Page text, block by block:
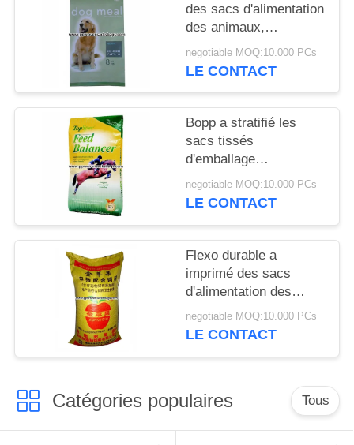
PRIVACY
POLICY
des sacs d'alimentation
des animaux,
alimentations
réutilisées de chien
l'environnement
negotiable MOQ:10.000 PCs
LE CONTACT
Bopp a stratifié les
sacs tissés
d'emballage
d'alimentation de
cheval de
negotiable MOQ:10.000 PCs
LE CONTACT
Flexo durable a
imprimé des sacs
d'alimentation des
animaux, des sacs à
sac de l'engrais pp
negotiable MOQ:10.000 PCs
LE CONTACT
Catégories populaires Tous